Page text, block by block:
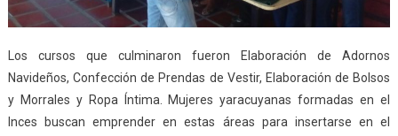
Los cursos que culminaron fueron Elaboración de Adornos
Navideños, Confección de Prendas de Vestir, Elaboración de Bolsos
y Morrales y Ropa Íntima. Mujeres yaracuyanas formadas en el
Inces buscan emprender en estas áreas para insertarse en el